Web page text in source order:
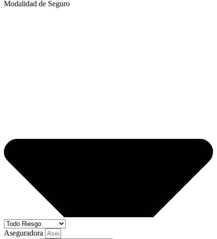
Modalidad de Seguro
Aseguradora